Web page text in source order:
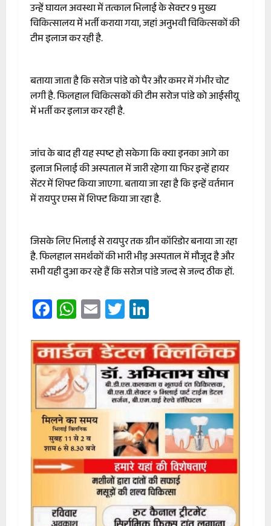
उन्हें घायल अवस्था में तत्काल भिलाई के सेक्टर 9 मुख्य
चिकित्सालय में भर्ती कराया गया, जहां अनुभवी चिकित्सकों की
टीम इलाज कर रही है.
बताया जाता है कि सरोज पांडे को पैर और कमर में गंभीर चोट
लगी है. फिलहाल चिकित्सकों की टीम सरोज पांडे को आईसीयू
में भर्ती कर इलाज कर रही है.
जांच के बाद ही यह स्पष्ट हो सकेगा कि क्या इनका आगे का
इलाज भिलाई की अस्पताल में जारी रहेगा या फिर इन्हें हायर
सेंटर में शिफ्ट किया जाएगा. बताया जा रहा है कि इन्हें वर्तमान
में रायपुर एम्स में शिफ्ट किया जा रहा है.
जिसके लिए भिलाई से रायपुर तक ग्रीन कॉरिडोर बनाया जा रहा
है. फिलहाल समर्थकों की भारी भीड़ अस्पताल में मौजूद है और
सभी यही दुआ कर रहे हैं कि सरोज पांडे जल्द से जल्द ठीक हों.
Facebook
WhatsApp
EmailTwitter